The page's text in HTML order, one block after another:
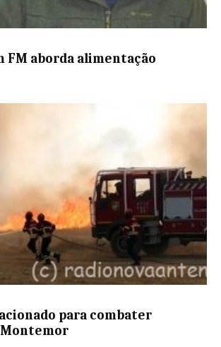
FM aborda alimentação
para combater